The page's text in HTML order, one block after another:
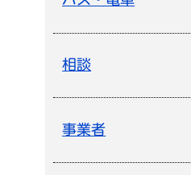
相談
事業者